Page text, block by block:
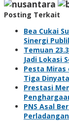
Posting Terkait
Bea Cukai
Sinergi
Temuan
Jadi Lokasi
Pesta Miras
Tiga
Prestasi
PNS Asal